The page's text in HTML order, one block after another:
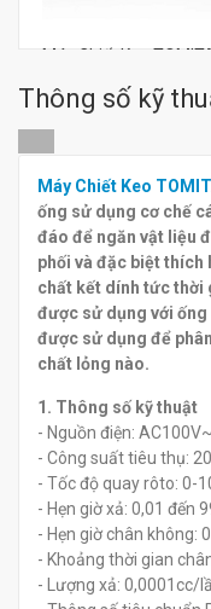
Máy Chiết Keo TOMITA
0đ
Thông số kỹ
Máy Chiết Keo
ống sử dụng cơ chế
đáo để ngăn vật liệu
phối và đặc biệt thích
chất kết dính tức thời
được sử dụng với
được sử dụng để
chất lỏng nào.
1. Thông số kỹ thuật
- Nguồn điện:
- Công suất tiêu thụ:
- Tốc độ quay rôto: 0-
- Hẹn giờ xả: 0,01 đến
- Hẹn giờ chân không:
- Khoảng thời gian
- Lượng xả: 0,0001cc/